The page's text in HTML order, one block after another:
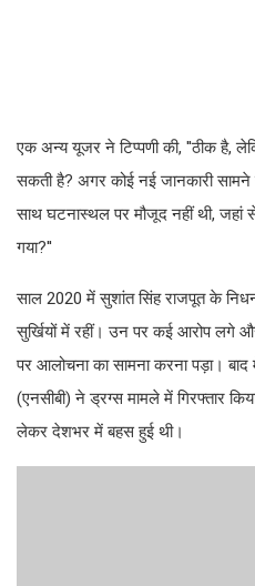
एक अन्य यूजर ने टिप्पणी की, ''ठीक है,
सकती है? अगर कोई नई जानकारी
साथ घटनास्थल पर मौजूद नहीं थी, जहां
गया?''
साल 2020 में सुशांत सिंह राजपूत के
सुर्खियों में रहीं। उन पर कई आरोप लगे
पर आलोचना का सामना करना पड़ा। बाद
(एनसीबी) ने ड्रग्स मामले में गिरफ्तार
लेकर देशभर में बहस हुई थी।